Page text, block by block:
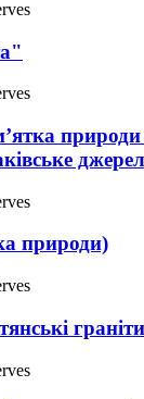
природи
природи)
граніти